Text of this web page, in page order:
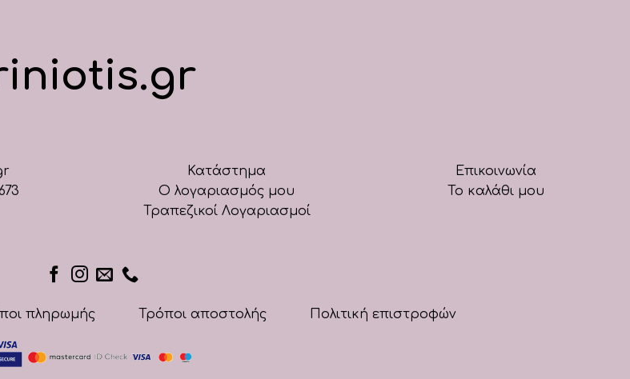
Κατάστημα
Ο λογαριασμός μου
Τραπεζικοί Λογαριασμοί
Επικοινωνία
Το καλάθι μου
πληρωμής Τρόποι αποστολής Πολιτική επιστροφών